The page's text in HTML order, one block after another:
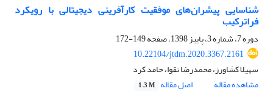
شناسایی پیشران‌های موفقیت کارآفرینی دیجیتالی با رویکرد
فراترکیب
دوره 7، شماره 3، پاییز 1398، صفحه
149-172
10.22104/jtdm.2020.3367.2161
سهیلا کشاورز، محمدرضا تقوا، حامد کرد
مشاهده مقاله
اصل مقاله 1.3 M